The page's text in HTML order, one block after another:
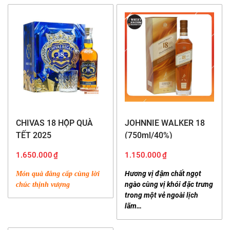
Hộp quà Tết Johnnie Walker Black Label
CHIVAS 18 HỘP QUÀ
TẾT 2025
1.650.000₫
Món quà đẳng cấp cùng lời
chúc thịnh vượng
JOHNNIE WALKER 18
(750ml/40%)
1.150.000₫
Hương vị đậm chất ngọt
ngào cùng vị khói đặc trưng
trong một vẻ ngoài lịch
lãm…